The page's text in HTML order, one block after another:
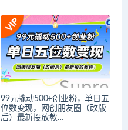
99元撬动500+创业粉，单日五
位数变现，网创朋友圈（改版
后）最新投放教…